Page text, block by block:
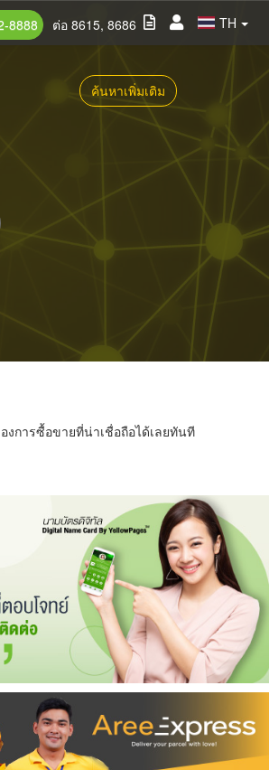
TH
8888 ต่อ 8615, 8686
ค้นหาเพิ่มเติม
งการซื้อขายที่น่าเชื่อถือได้เลยทันที